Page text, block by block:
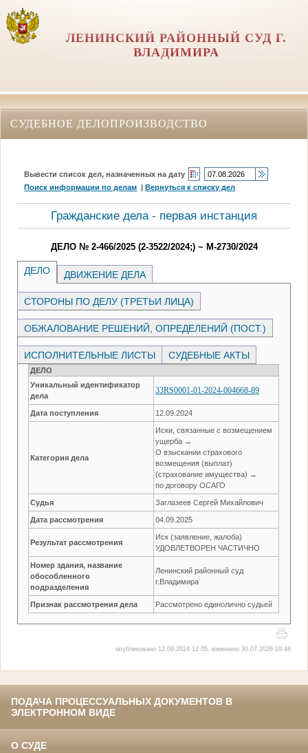
ЛЕНИНСКИЙ РАЙОННЫЙ СУД Г.
ВЛАДИМИРА
СУДЕБНОЕ ДЕЛОПРОИЗВОДСТВО
Вывести список дел, назначенных на дату
Поиск информации по делам |Вернуться к списку дел
Гражданские дела - первая инстанция
ДЕЛО № 2-466/2025 (2-3522/2024;) ~ М-2730/2024
ДЕЛО ДВИЖЕНИЕ ДЕЛА
СТОРОНЫ ПО ДЕЛУ (ТРЕТЬИ ЛИЦА)
ОБЖАЛОВАНИЕ РЕШЕНИЙ, ОПРЕДЕЛЕНИЙ (ПОСТ.)
ИСПОЛНИТЕЛЬНЫЕ ЛИСТЫ СУДЕБНЫЕ АКТЫ
ДЕЛО
Уникальный идентификатор
дела
33RS0001-01-2024-004668-89
Дата поступления 12.09.2024
Категория дела
Иски, связанные с возмещением
ущерба →
О взыскании страхового
возмещения (выплат)
(страхование имущества) →
по договору ОСАГО
Судья Заглазеев Сергей Михайлович
Дата рассмотрения 04.09.2025
Результат рассмотрения
Иск (заявление, жалоба)
УДОВЛЕТВОРЕН ЧАСТИЧНО
Номер здания, название
обособленного
подразделения
Ленинский районный суд
г.Владимира
Признак рассмотрения дела Рассмотрено единолично судьей
опубликовано 12.09.2024 12:05, изменено 30.07.2026 19:48
ПОДАЧА ПРОЦЕССУАЛЬНЫХ ДОКУМЕНТОВ В
ЭЛЕКТРОННОМ ВИДЕ
О СУДЕ